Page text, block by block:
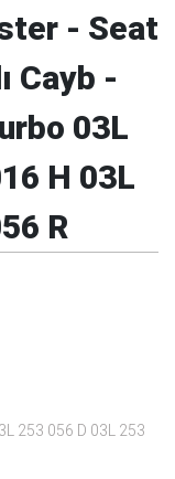
- Seat
Cayb -
03L
H 03L
R
253 056 D 03L 253